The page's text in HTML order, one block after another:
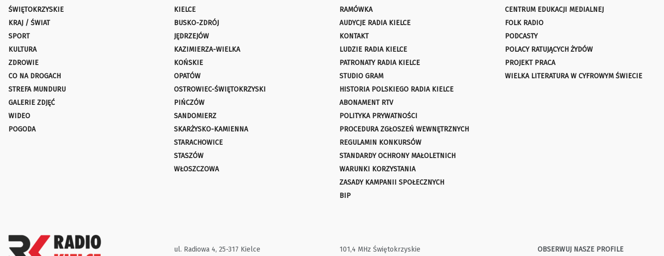
ŚWIĘTOKRZYSKIE
KRAJ / ŚWIAT
SPORT
KULTURA
ZDROWIE
CO NA DROGACH
STREFA MUNDURU
GALERIE ZDJĘĆ
WIDEO
POGODA
KIELCE
BUSKO-ZDRÓJ
JĘDRZEJÓW
KAZIMIERZA-WIELKA
KOŃSKIE
OPATÓW
OSTROWIEC-ŚWIĘTOKRZYSKI
PIŃCZÓW
SANDOMIERZ
SKARŻYSKO-KAMIENNA
STARACHOWICE
STASZÓW
WŁOSZCZOWA
RAMÓWKA
AUDYCJE RADIA KIELCE
KONTAKT
LUDZIE RADIA KIELCE
PATRONATY RADIA KIELCE
STUDIO GRAM
HISTORIA POLSKIEGO RADIA KIELCE
ABONAMENT RTV
POLITYKA PRYWATNOŚCI
PROCEDURA ZGŁOSZEŃ WEWNĘTRZNYCH
REGULAMIN KONKURSÓW
STANDARDY OCHRONY MAŁOLETNICH
WARUNKI KORZYSTANIA
ZASADY KAMPANII SPOŁECZNYCH
BIP
CENTRUM EDUKACJI MEDIALNEJ
FOLK RADIO
PODCASTY
POLACY RATUJĄCYCH ŻYDÓW
PROJEKT PRACA
WIELKA LITERATURA W CYFROWYM ŚWIECIE
ul. Radiowa 4, 25-317 Kielce 101,4 MHz Świętokrzyskie OBSERWUJ NASZE PROFILE